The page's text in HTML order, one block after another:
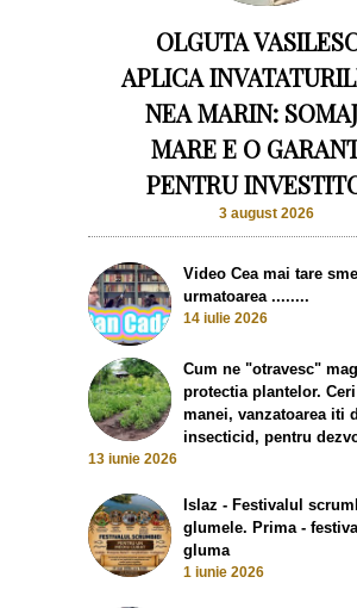
OLGUTA
APLICA
NEA MARIN:
MARE E O
PENTRU
3 august 2026
Video Cea mai tare
urmatoarea ........
14 iulie 2026
Cum ne "otravesc"
protectia plantelor.
manei, vanzatoarea iti
insecticid, pentru
13 iunie 2026
Islaz - Festivalul
glumele. Prima -
gluma
1 iunie 2026